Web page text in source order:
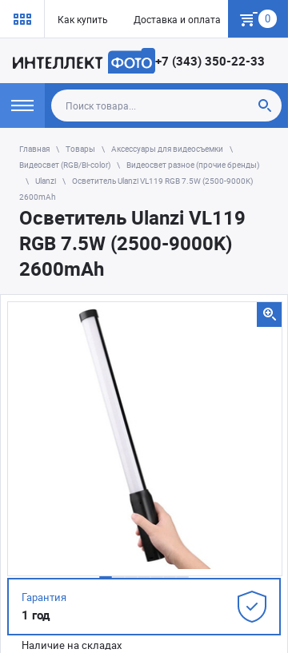
Как купить Доставка и оплата Гарантия
0
+7 (343) 350-22-33
Главная Товары
Аксессуары для видеосъемки
Видеосвет (RGB/Bi-color)
Видеосвет разное (прочие бренды)
Ulanzi
Осветитель Ulanzi VL119 RGB 7.5W (2500-9000K)
2600mAh
Осветитель Ulanzi VL119
RGB 7.5W (2500-9000K)
2600mAh
Гарантия
1 год
Наличие на складах